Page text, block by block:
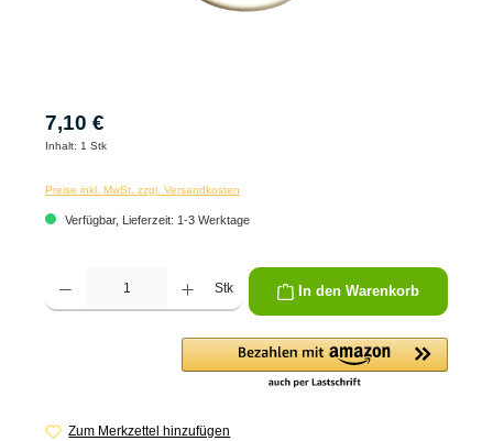
7,10 €
Inhalt: 1 Stk
Preise inkl. MwSt. zzgl. Versandkosten
Verfügbar, Lieferzeit: 1-3 Werktage
Produkt Anzahl: Gib den gewünschten Wert ein oder benutze die Schaltflächen um
Stk In den Warenkorb
Zum Merkzettel hinzufügen